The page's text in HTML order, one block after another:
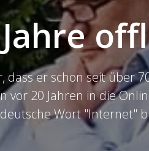
er schon seit über
vor 20 Jahren in die
Wort "Internet"